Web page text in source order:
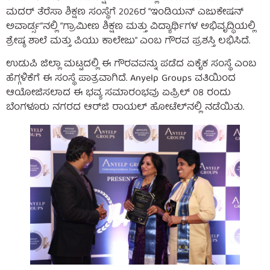
ಮದರ್ ತೆರೆಸಾ ಶಿಕ್ಷಣ ಸಂಸ್ಥೆಗೆ 2026ರ “ಇಂಡಿಯನ್ ಎಜುಕೇಷನ್
ಅವಾರ್ಡ್ಸ”ನಲ್ಲಿ “ಗ್ರಾಮೀಣ ಶಿಕ್ಷಣ ಮತ್ತು ವಿದ್ಯಾರ್ಥಿಗಳ ಅಭಿವೃದ್ಧಿಯಲ್ಲಿ
ಶ್ರೇಷ್ಠ ಶಾಲೆ ಮತ್ತು ಪಿಯು ಕಾಲೇಜು” ಎಂಬ ಗೌರವ ಪ್ರಶಸ್ತಿ ಲಭಿಸಿದೆ.
ಉಡುಪಿ ಜಿಲ್ಲಾ ಮಟ್ಟದಲ್ಲಿ ಈ ಗೌರವವನ್ನು ಪಡೆದ ಏಕೈಕ ಸಂಸ್ಥೆ ಎಂಬ
ಹೆಗ್ಗಳಿಕೆಗೆ ಈ ಸಂಸ್ಥೆ ಪಾತ್ರವಾಗಿದೆ. Anyelp Groups ವತಿಯಿಂದ
ಆಯೋಜಿಸಲಾದ ಈ ಭವ್ಯ ಸಮಾರಂಭವು ಏಪ್ರಿಲ್ 08 ರಂದು
ಬೆಂಗಳೂರು ನಗರದ ಆರ್‌ಜಿ ರಾಯಲ್ ಹೋಟೆಲ್‌ನಲ್ಲಿ ನಡೆಯಿತು.